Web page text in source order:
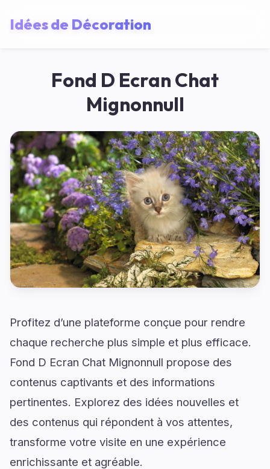
Idées de Décoration
Fond D Ecran Chat
Mignonnull
Profitez d’une plateforme conçue pour rendre
chaque recherche plus simple et plus efficace.
Fond D Ecran Chat Mignonnull propose des
contenus captivants et des informations
pertinentes. Explorez des idées nouvelles et
des contenus qui répondent à vos attentes,
transforme votre visite en une expérience
enrichissante et agréable.